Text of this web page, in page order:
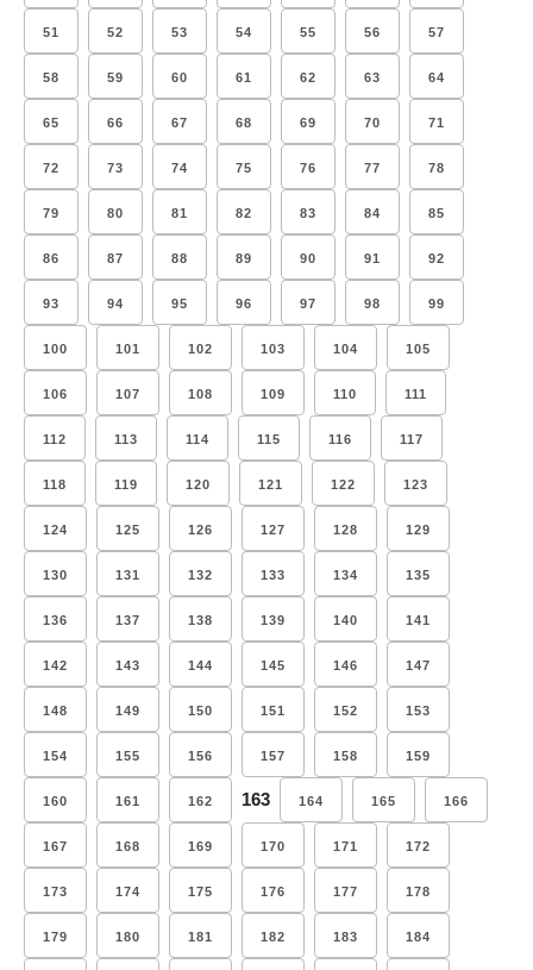
51 52 53 54 55 56 57
58 59 60 61 62 63 64
65 66 67 68 69 70 71
72 73 74 75 76 77 78
79 80 81 82 83 84 85
86 87 88 89 90 91 92
93 94 95 96 97 98 99
100 101 102 103 104 105
106 107 108 109 110 111
112 113 114 115 116 117
118 119 120 121 122 123
124 125 126 127 128 129
130 131 132 133 134 135
136 137 138 139 140 141
142 143 144 145 146 147
148 149 150 151 152 153
154 155 156 157 158 159
160 161 162 163 164 165 166
167 168 169 170 171 172
173 174 175 176 177 178
179 180 181 182 183 184